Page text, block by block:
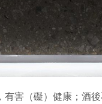
害（礙）健康；酒後